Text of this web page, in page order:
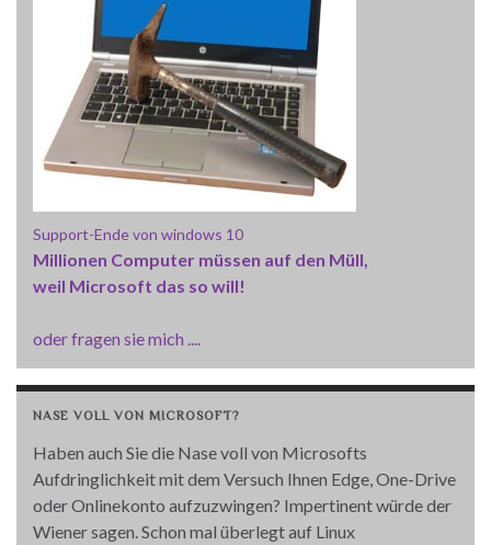
Support-Ende von windows 10
Millionen Computer müssen auf den Müll,
weil Microsoft das so will!
oder fragen sie mich ....
NASE VOLL VON MICROSOFT?
Haben auch Sie die Nase voll von Microsofts
Aufdringlichkeit mit dem Versuch Ihnen Edge, One-Drive
oder Onlinekonto aufzuzwingen? Impertinent würde der
Wiener sagen. Schon mal überlegt auf Linux